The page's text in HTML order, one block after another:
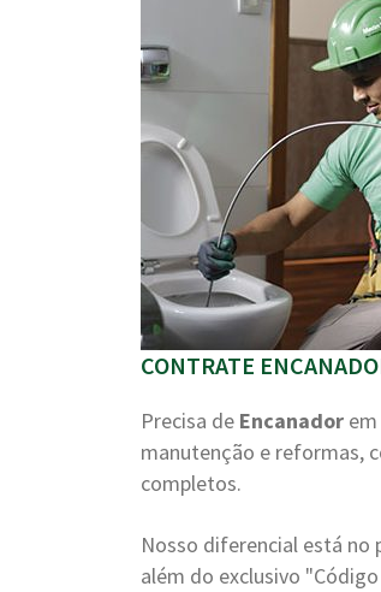
CONTRATE
Precisa de Encanador
manutenção e reformas,
completos.
Nosso diferencial está no
além do exclusivo